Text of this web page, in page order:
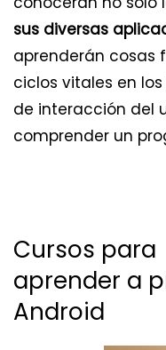
sus diversas
aprenderán cosas
ciclos vitales en
de interacción del
comprender un
Cursos para
aprender a
Android